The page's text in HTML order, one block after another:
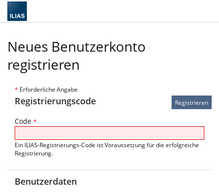
Neues Benutzerkonto
registrieren
* Erforderliche Angabe
Registrierungscode
Code *
Ein ILIAS-Registrierungs-Code ist Voraussetzung für die erfolgreiche
Registrierung.
Benutzerdaten